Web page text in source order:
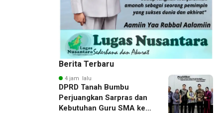
Berita Terbaru
4 jam lalu
DPRD Tanah Bumbu
Perjuangkan Sarpras dan
Kebutuhan Guru SMA ke